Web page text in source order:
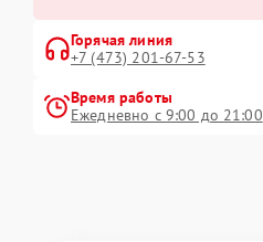
Горячая линия
+7 (473) 201-67-53
Время работы
Ежедневно с 9:00 до 21:00